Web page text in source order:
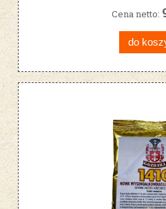
Cena netto:
do